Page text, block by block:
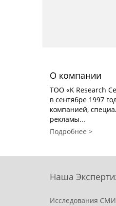
О компании
TOO «K Research
в сентябре 1997
компанией,
рекламы...
Подробнее >
Наша
Исследования СМИ